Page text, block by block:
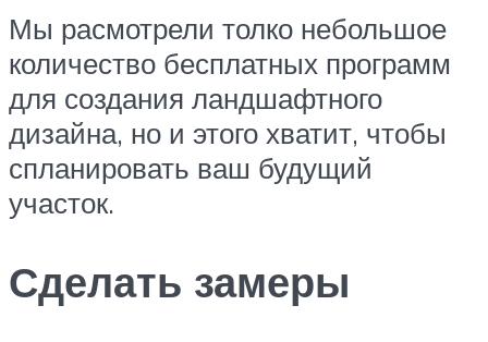
Мы расмотрели толко небольшое
количество бесплатных программ
для создания ландшафтного
дизайна, но и этого хватит, чтобы
спланировать ваш будущий
участок.
Сделать замеры